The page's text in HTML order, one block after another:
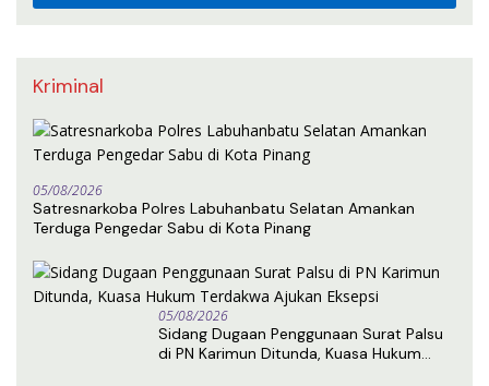
Kriminal
05/08/2026
Satresnarkoba Polres Labuhanbatu Selatan Amankan
Terduga Pengedar Sabu di Kota Pinang
05/08/2026
Sidang Dugaan Penggunaan Surat Palsu
di PN Karimun Ditunda, Kuasa Hukum